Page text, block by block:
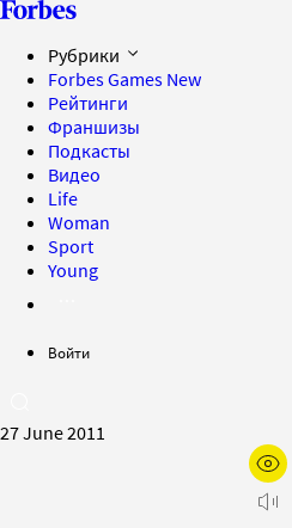
Рубрики
Forbes Games New
Рейтинги
Франшизы
Подкасты
Видео
Life
Woman
Sport
Young
Войти
27 June 2011